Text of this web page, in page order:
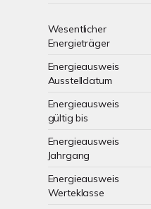
Wesentlicher
Energieträger
Energieausweis
Ausstelldatum
Energieausweis
gültig bis
Energieausweis
Jahrgang
Energieausweis
Werteklasse